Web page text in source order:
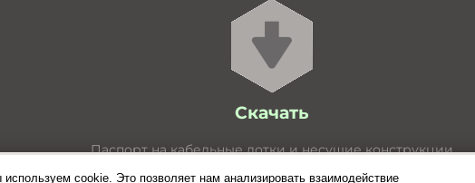
Скачать
Паспорт на кабельные лотки и несущие конструкции
Расчёт нагрузок для лотков
cookie. Это позволяет нам анализировать взаимодействие